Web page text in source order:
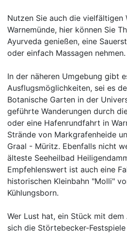
Nutzen Sie auch die vielfältigen
Warnemünde, hier können Sie
Ayurveda genießen, eine
oder einfach Massagen nehmen.
In der näheren Umgebung gibt
Ausflugsmöglichkeiten, sei es
Botanische Garten in der
geführte Wanderungen durch
oder eine Hafenrundfahrt in
Strände von Markgrafenheide
Graal - Müritz. Ebenfalls nicht
älteste Seeheilbad
Empfehlenswert ist auch eine
historischen Kleinbahn "Molli"
Kühlungsborn.
Wer Lust hat, ein Stück mit
sich die Störtebecker-Festspiele